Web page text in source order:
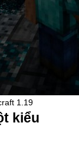
1.19
kiểu